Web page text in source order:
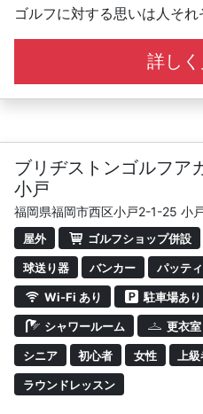
ゴルフに対する思いは人そ
れば、楽しみ方はたくさん
ルフィング」と呼んでいま
トラクターが、皆さんのゴ
ブリヂストンゴルフアカデ
™により、はじめてクラブを
んでいる人、もっと楽しみた
ア、ひとりひとりにあわせた
・少人数制で充実したレッス
・6名定員の少人数制レッス
・レッスン時間は60分です。
詳し
ブリヂストンゴルフア
小戸
福岡県福岡市西区小戸2-1-25 小
屋外 ゴルフショップ併設
球送り器 バンカー パッテ
Wi-Fi あり 駐車場あり
シャワールーム 更衣室
シニア 初心者 女性 上
ラウンドレッスン